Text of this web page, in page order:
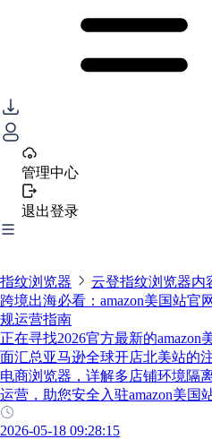
管理中心
退出登录
指纹浏览器 云登指纹浏览器内
跨境出海必看：amazon美国站官
规运营指南
正在寻找2026官方最新的
面汇总亚马逊全球开店北美站的
电商浏览器，详解多店铺环境隔
运营，助您安全入驻amazon美国
2026-05-18 09:28:15